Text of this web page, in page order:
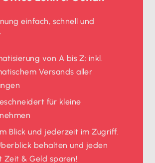
einfach, schnell und
von A bis Z: inkl.
Versands aller
für kleine
Blick und jederzeit im Zugriff.
behalten und jeden
Zeit & Geld sparen!